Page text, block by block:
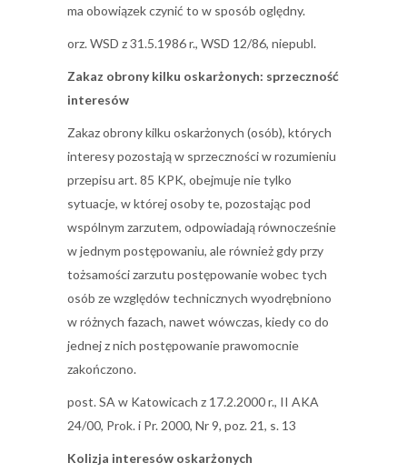
ma obowiązek czynić to w sposób oględny.
orz. WSD z 31.5.1986 r., WSD 12/86, niepubl.
Zakaz obrony kilku oskarżonych: sprzeczność
interesów
Zakaz obrony kilku oskarżonych (osób), których
interesy pozostają w sprzeczności w rozumieniu
przepisu art. 85 KPK, obejmuje nie tylko
sytuacje, w której osoby te, pozostając pod
wspólnym zarzutem, odpowiadają równocześnie
w jednym postępowaniu, ale również gdy przy
tożsamości zarzutu postępowanie wobec tych
osób ze względów technicznych wyodrębniono
w różnych fazach, nawet wówczas, kiedy co do
jednej z nich postępowanie prawomocnie
zakończono.
post. SA w Katowicach z 17.2.2000 r., II AKA
24/00, Prok. i Pr. 2000, Nr 9, poz. 21, s. 13
Kolizja interesów oskarżonych